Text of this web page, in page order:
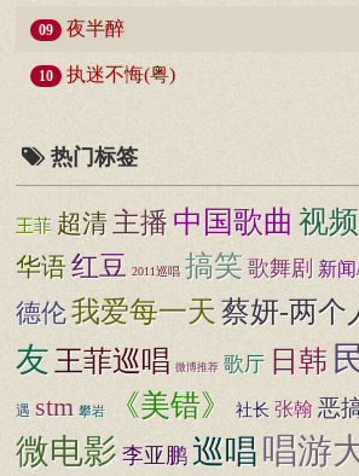
09 夜半醉
10 执迷不悔(粤)
热门标签
王菲 超清 主播 中国歌曲 视
华语红豆 2011巡唱 搞笑 歌舞剧 新
德伦我爱每一天蔡妍-两个
友王菲巡唱 微博推荐 歌厅 日韩
遇 stm 攀岩 《美错》 社长 张翰 恶
微电影 李亚鹏 巡唱 唱游